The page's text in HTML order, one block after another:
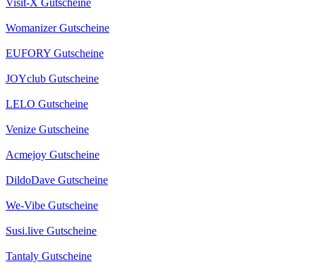
Womanizer Gutscheine
EUFORY Gutscheine
JOYclub Gutscheine
LELO Gutscheine
Venize Gutscheine
Acmejoy Gutscheine
DildoDave Gutscheine
We-Vibe Gutscheine
Susi.live Gutscheine
Tantaly Gutscheine